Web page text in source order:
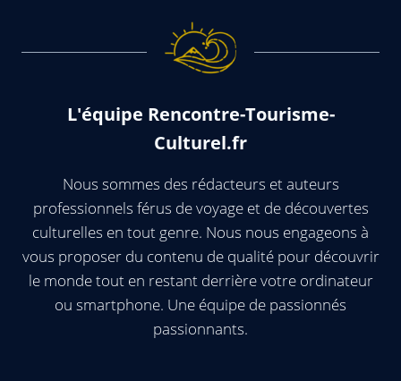
L'équipe Rencontre-Tourisme-
Culturel.fr
Nous sommes des rédacteurs et auteurs
professionnels férus de voyage et de découvertes
culturelles en tout genre. Nous nous engageons à
vous proposer du contenu de qualité pour découvrir
le monde tout en restant derrière votre ordinateur
ou smartphone. Une équipe de passionnés
passionnants.